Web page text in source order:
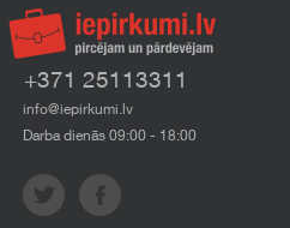
+371 25113311
info@iepirkumi.lv
Darba dienās 09:00 - 18:00